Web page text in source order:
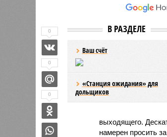
В РАЗДЕЛЕ
Ваш счёт
«Станция ожидания» для
дольщиков
выходящего.
намерен просить
0
0
0